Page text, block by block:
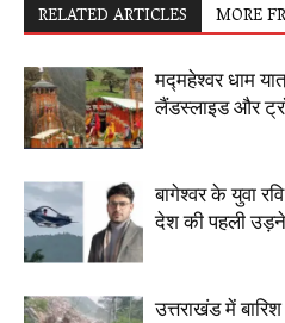
RELATED ARTICLES MORE
मद्महेश्वर धाम
लैंडस्लाइड और
बागेश्वर के युवा
देश की पहली उड़ने
उत्तराखंड में